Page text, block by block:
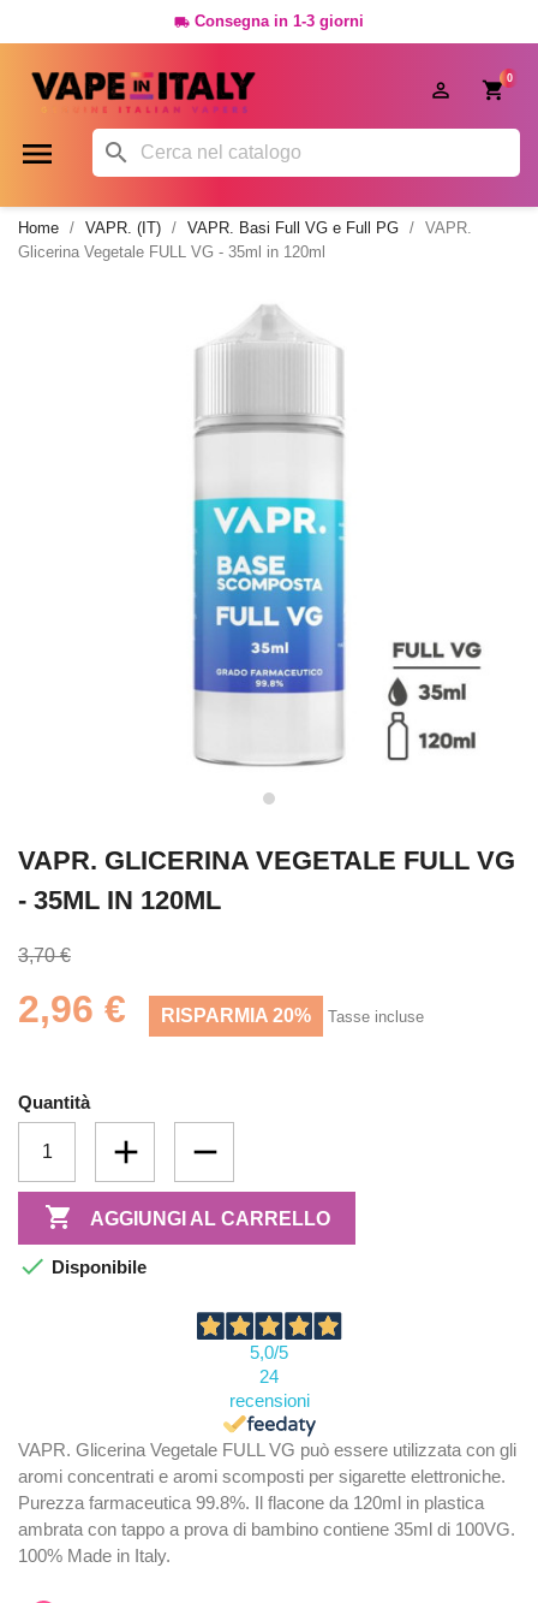
 Consegna in 1-3 giorni
0

 
Home VAPR. (IT) VAPR. Basi Full VG e Full PG
VAPR.
Glicerina Vegetale FULL VG - 35ml in 120ml
VAPR. GLICERINA VEGETALE FULL VG
- 35ML IN 120ML
3,70 €
2,96 € RISPARMIA 20% Tasse incluse
Quantità
 AGGIUNGI AL CARRELLO
 Disponibile
5,0/5
24
recensioni
VAPR. Glicerina Vegetale FULL VG può essere utilizzata con gli
aromi concentrati e aromi scomposti per sigarette elettroniche.
Purezza farmaceutica 99.8%. Il flacone da 120ml in plastica
ambrata con tappo a prova di bambino contiene 35ml di 100VG.
100% Made in Italy.